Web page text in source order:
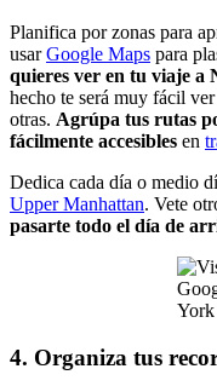
Planifica por zonas para
usarGoogle Maps para
quieres ver en tu viaje a
hecho te será muy fácil
otras. Agrúpa tus rutas
fácilmente accesibles en
Dedica cada día o medio
Upper Manhattan. Vete
pasarte todo el día de
4. Organiza tus